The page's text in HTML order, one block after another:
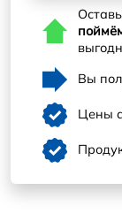
Вы
Цены